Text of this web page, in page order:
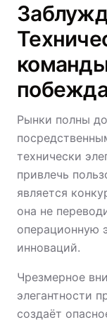
Рынки полны
технически
привлечь
является
она не
операционную
инноваций.
Чрезмерное
элегантности
создаёт